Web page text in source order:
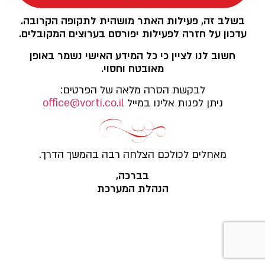
בשלב זה, פעילות האתר מושהית לתקופה הקרובה.
עדכון על חזרה לפעילות יפורסם בערוצים המקובלים.
חשוב לנו לציין כי כל המידע האישי נשמר באופן
מאובטח וחסוי.
לבקשת הסרה מלאה של הפרטים:
ניתן לפנות אלינו במייל office@vorti.co.il
מאחלים לכולכם הצלחה רבה בהמשך הדרך.
בברכה,
הנהלת המערכת